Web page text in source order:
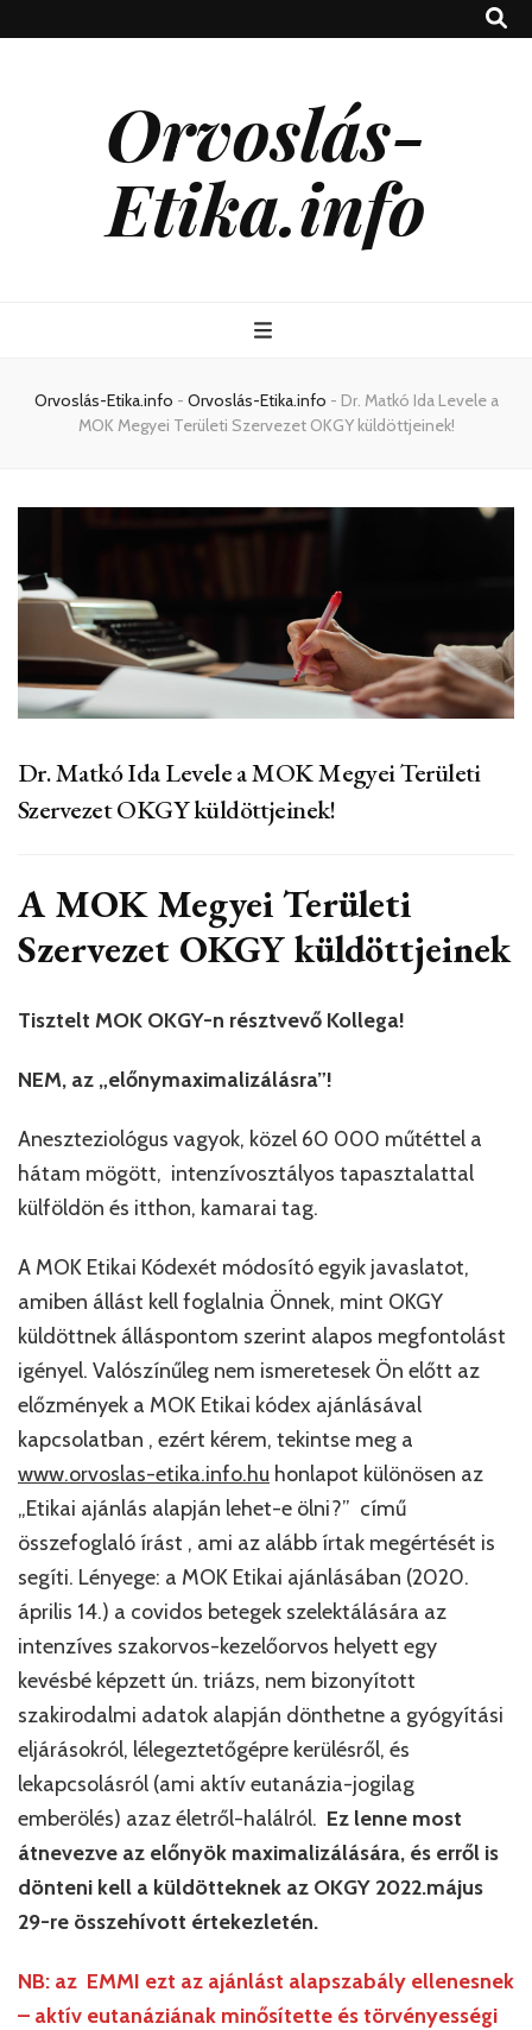
Orvoslás-
Etika.info
Orvoslás-Etika.info - Orvoslás-Etika.info - Dr. Matkó Ida Levele a
MOK Megyei Területi Szervezet OKGY küldöttjeinek!
Dr. Matkó Ida Levele a MOK Megyei Területi
Szervezet OKGY küldöttjeinek!
A MOK Megyei Területi
Szervezet OKGY küldöttjeinek
Tisztelt MOK OKGY-n résztvevő Kollega!
NEM, az „előnymaximalizálásra”!
Aneszteziológus vagyok, közel 60 000 műtéttel a
hátam mögött, intenzívosztályos tapasztalattal
külföldön és itthon, kamarai tag.
A MOK Etikai Kódexét módosító egyik javaslatot,
amiben állást kell foglalnia Önnek, mint OKGY
küldöttnek álláspontom szerint alapos megfontolást
igényel. Valószínűleg nem ismeretesek Ön előtt az
előzmények a MOK Etikai kódex ajánlásával
kapcsolatban , ezért kérem, tekintse meg a
www.orvoslas-etika.info.hu honlapot különösen az
„Etikai ajánlás alapján lehet-e ölni?” című
összefoglaló írást , ami az alább írtak megértését is
segíti. Lényege: a MOK Etikai ajánlásában (2020.
április 14.) a covidos betegek szelektálására az
intenzíves szakorvos-kezelőorvos helyett egy
kevésbé képzett ún. triázs, nem bizonyított
szakirodalmi adatok alapján dönthetne a gyógyítási
eljárásokról, lélegeztetőgépre kerülésről, és
lekapcsolásról (ami aktív eutanázia-jogilag
emberölés) azaz életről-halálról. Ez lenne most
átnevezve az előnyök maximalizálására, és erről is
dönteni kell a küldötteknek az OKGY 2022.május
29-re összehívott értekezletén.
NB: az EMMI ezt az ajánlást alapszabály ellenesnek
– aktív eutanáziának minősítette és törvényességi